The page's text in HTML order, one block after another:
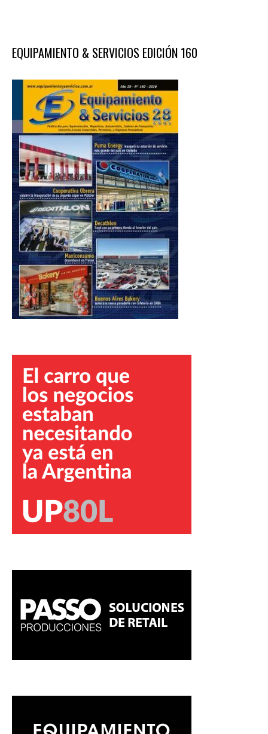
EQUIPAMIENTO & SERVICIOS EDICIÓN 160